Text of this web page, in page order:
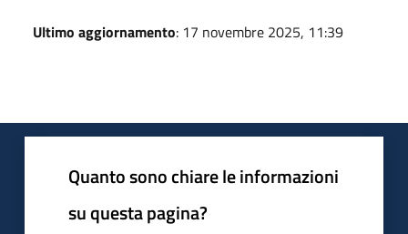
Ultimo aggiornamento: 17 novembre 2025, 11:39
Quanto sono chiare le informazioni
su questa pagina?